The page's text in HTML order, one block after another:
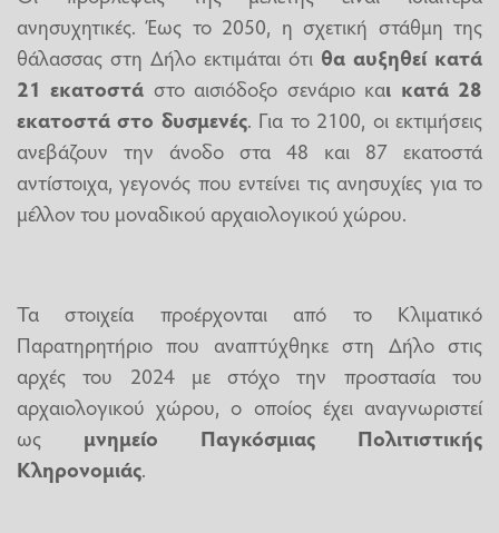
ανησυχητικές. Έως το 2050, η σχετική στάθμη της
θάλασσας στη Δήλο εκτιμάται ότι θα αυξηθεί κατά
21 εκατοστά στο αισιόδοξο σενάριο και κατά 28
εκατοστά στο δυσμενές. Για το 2100, οι εκτιμήσεις
ανεβάζουν την άνοδο στα 48 και 87 εκατοστά
αντίστοιχα, γεγονός που εντείνει τις ανησυχίες για το
μέλλον του μοναδικού αρχαιολογικού χώρου.
Τα στοιχεία προέρχονται από το Κλιματικό
Παρατηρητήριο που αναπτύχθηκε στη Δήλο στις
αρχές του 2024 με στόχο την προστασία του
αρχαιολογικού χώρου, ο οποίος έχει αναγνωριστεί
ως μνημείο Παγκόσμιας Πολιτιστικής
Κληρονομιάς.